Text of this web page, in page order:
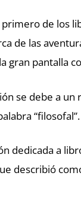
de los
de las
gran pantalla
se debe a
“filosofal”.
dedicada a
describió